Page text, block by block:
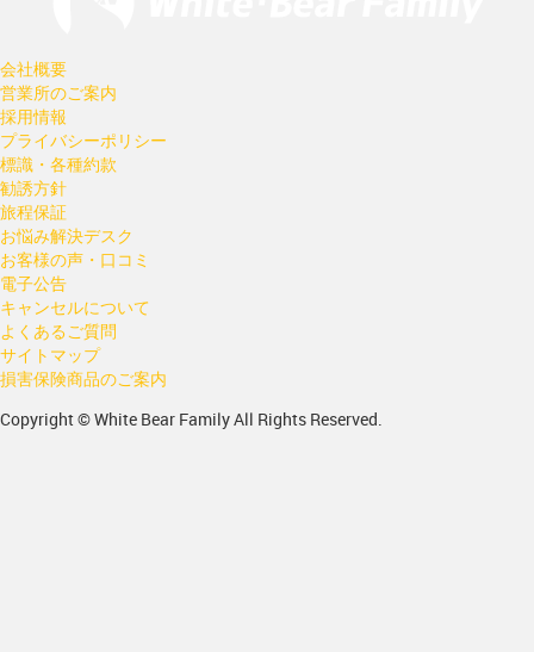
会社概要
営業所のご案内
採用情報
プライバシーポリシー
標識・各種約款
勧誘方針
旅程保証
お悩み解決デスク
お客様の声・口コミ
電子公告
キャンセルについて
よくあるご質問
サイトマップ
損害保険商品のご案内
Copyright © White Bear Family All Rights Reserved.